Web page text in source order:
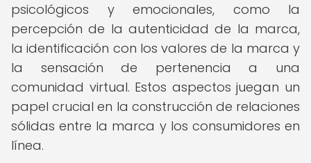
psicológicos y emocionales, como la
percepción de la autenticidad de la marca,
la identificación con los valores de la marca y
la sensación de pertenencia a una
comunidad virtual. Estos aspectos juegan un
papel crucial en la construcción de relaciones
sólidas entre la marca y los consumidores en
línea.